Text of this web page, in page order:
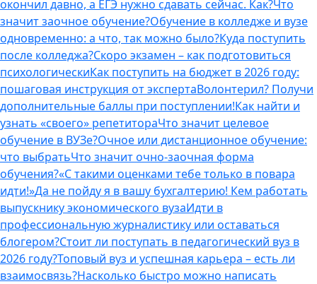
окончил давно, а ЕГЭ нужно сдавать сейчас. Как?Что
значит заочное обучение?Обучение в колледже и вузе
одновременно: а что, так можно было?Куда поступить
после колледжа?Скоро экзамен – как подготовиться
психологическиКак поступить на бюджет в 2026 году:
пошаговая инструкция от экспертаВолонтерил? Получи
дополнительные баллы при поступлении!Как найти и
узнать «своего» репетитораЧто значит целевое
обучение в ВУЗе?Очное или дистанционное обучение:
что выбратьЧто значит очно-заочная форма
обучения?«С такими оценками тебе только в повара
идти!»Да не пойду я в вашу бухгалтерию! Кем работать
выпускнику экономического вузаИдти в
профессиональную журналистику или оставаться
блогером?Стоит ли поступать в педагогический вуз в
2026 году?Топовый вуз и успешная карьера – есть ли
взаимосвязь?Насколько быстро можно написать